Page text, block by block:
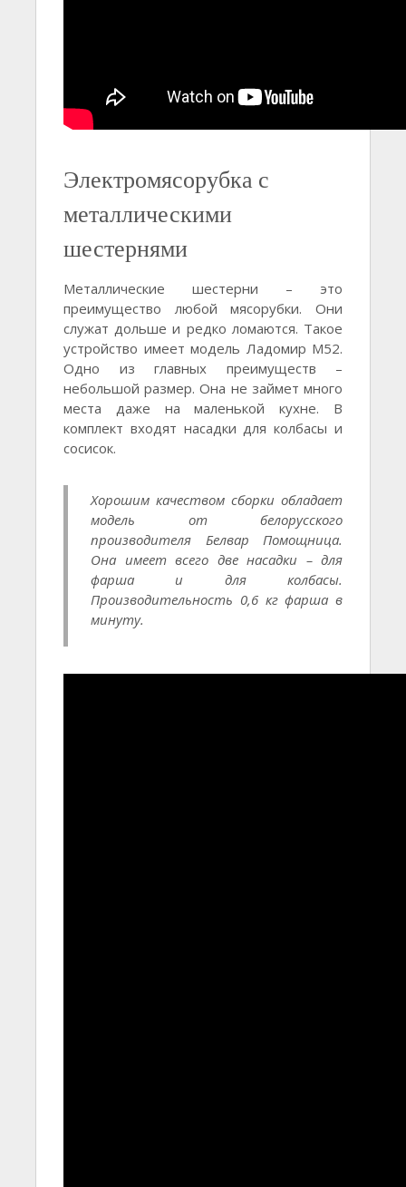
Электромясорубка с
металлическими
шестернями
Металлические шестерни – это
преимущество любой мясорубки. Они
служат дольше и редко ломаются. Такое
устройство имеет модель Ладомир М52.
Одно из главных преимуществ –
небольшой размер. Она не займет много
места даже на маленькой кухне. В
комплект входят насадки для колбасы и
сосисок.
Хорошим качеством сборки обладает
модель от белорусского
производителя Белвар Помощница.
Она имеет всего две насадки – для
фарша и для колбасы.
Производительность 0,6 кг фарша в
минуту.